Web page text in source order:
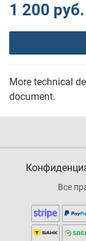
1 200 руб.
More technical
document.
Все